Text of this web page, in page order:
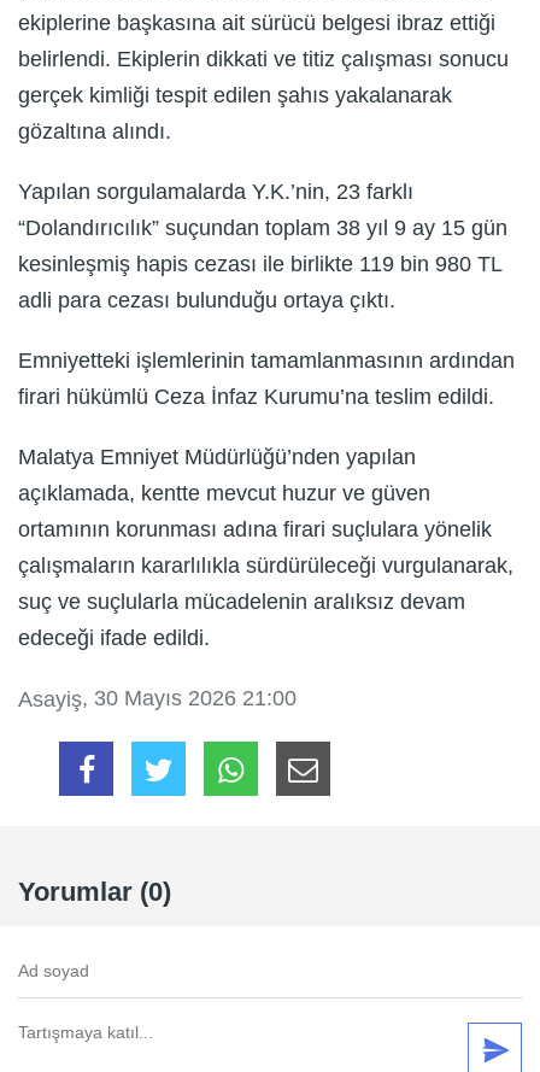
ekiplerine başkasına ait sürücü belgesi ibraz ettiği
belirlendi. Ekiplerin dikkati ve titiz çalışması sonucu
gerçek kimliği tespit edilen şahıs yakalanarak
gözaltına alındı.
Yapılan sorgulamalarda Y.K.’nin, 23 farklı
“Dolandırıcılık” suçundan toplam 38 yıl 9 ay 15 gün
kesinleşmiş hapis cezası ile birlikte 119 bin 980 TL
adli para cezası bulunduğu ortaya çıktı.
Emniyetteki işlemlerinin tamamlanmasının ardından
firari hükümlü Ceza İnfaz Kurumu’na teslim edildi.
Malatya Emniyet Müdürlüğü’nden yapılan
açıklamada, kentte mevcut huzur ve güven
ortamının korunması adına firari suçlulara yönelik
çalışmaların kararlılıkla sürdürüleceği vurgulanarak,
suç ve suçlularla mücadelenin aralıksız devam
edeceği ifade edildi.
Asayiş, 30 Mayıs 2026 21:00
Yorumlar (0)